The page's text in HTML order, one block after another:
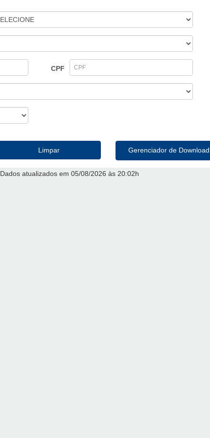
CPF
Limpar Gerenciador de Download
Dados atualizados em 05/08/2026 às 20:02h